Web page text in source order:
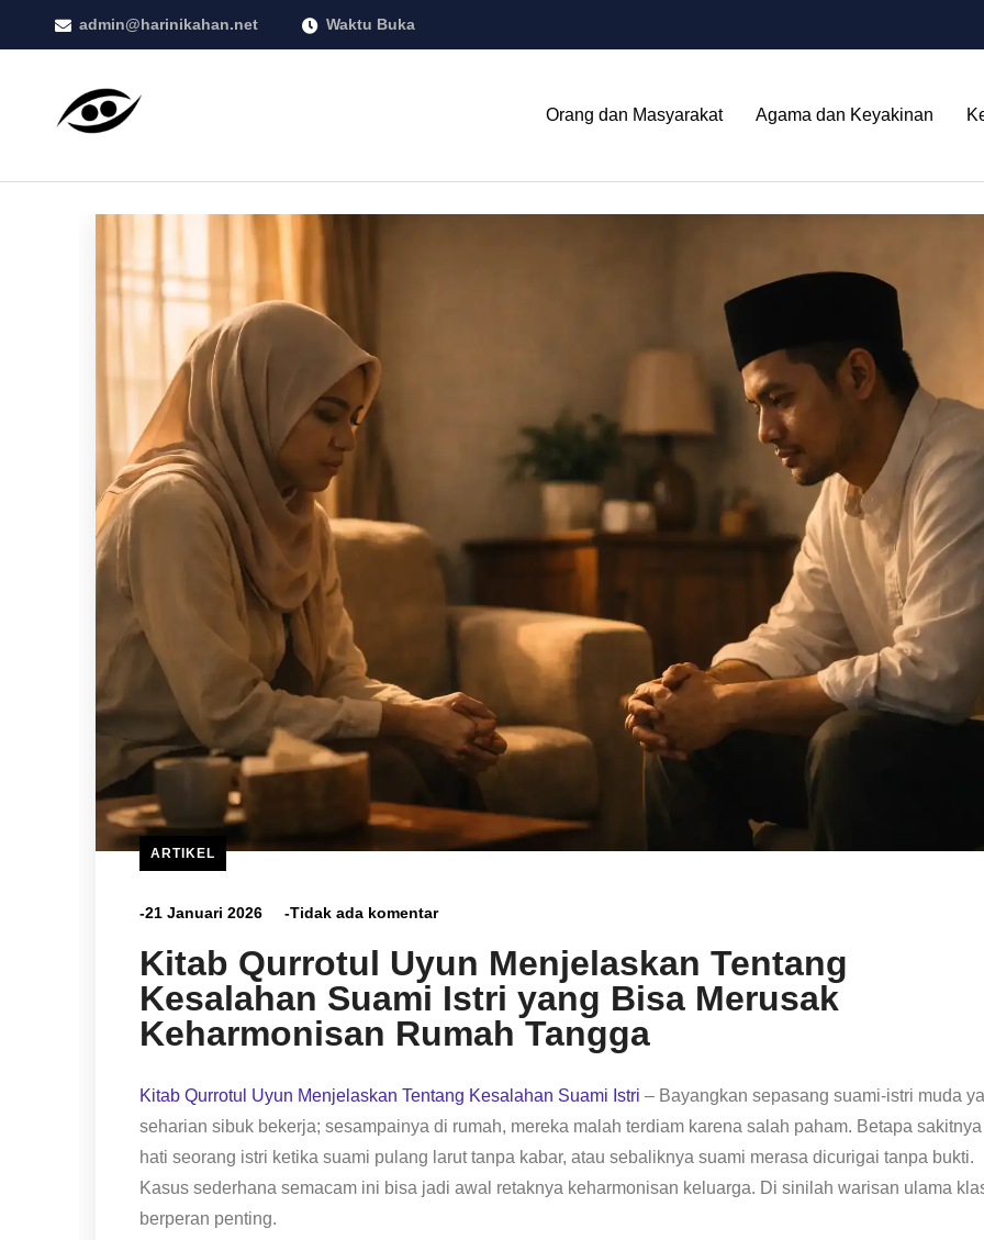
admin@harinikahan.net Waktu Buka
Orang dan Masyarakat Agama dan Keyakinan
ARTIKEL
-21 Januari 2026 -Tidak ada komentar
Kitab Qurrotul Uyun Menjelaskan Tentang
Kesalahan Suami Istri yang Bisa Merusak
Keharmonisan Rumah Tangga
Kitab Qurrotul Uyun Menjelaskan Tentang Kesalahan Suami Istri – Bayangkan sepasang suami-istri muda
seharian sibuk bekerja; sesampainya di rumah, mereka malah terdiam karena salah paham. Betapa sakitnya
hati seorang istri ketika suami pulang larut tanpa kabar, atau sebaliknya suami merasa dicurigai tanpa bukti.
Kasus sederhana semacam ini bisa jadi awal retaknya keharmonisan keluarga. Di sinilah warisan ulama
berperan penting.